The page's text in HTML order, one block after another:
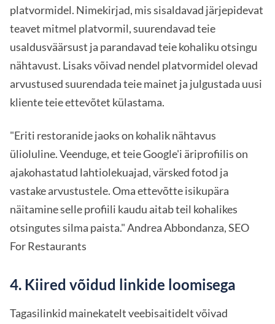
platvormidel. Nimekirjad, mis sisaldavad järjepidevat
teavet mitmel platvormil, suurendavad teie
usaldusväärsust ja parandavad teie kohaliku otsingu
nähtavust. Lisaks võivad nendel platvormidel olevad
arvustused suurendada teie mainet ja julgustada uusi
kliente teie ettevõtet külastama.
"Eriti restoranide jaoks on kohalik nähtavus
ülioluline. Veenduge, et teie Google'i äriprofiilis on
ajakohastatud lahtiolekuajad, värsked fotod ja
vastake arvustustele. Oma ettevõtte isikupära
näitamine selle profiili kaudu aitab teil kohalikes
otsingutes silma paista." Andrea Abbondanza, SEO
For Restaurants
4. Kiired võidud linkide loomisega
Tagasilinkid mainekatelt veebisaitidelt võivad